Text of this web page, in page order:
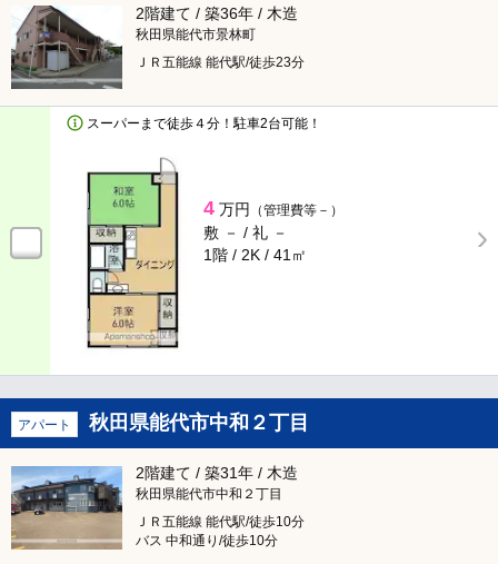
2階建て / 築36年 / 木造
秋田県能代市景林町
ＪＲ五能線 能代駅/徒歩23分
スーパーまで徒歩４分！駐車2台可能！
4 万円 （管理費等－）
敷 － / 礼 －
1階 / 2K / 41㎡
アパート 秋田県能代市中和２丁目
2階建て / 築31年 / 木造
秋田県能代市中和２丁目
ＪＲ五能線 能代駅/徒歩10分
バス 中和通り/徒歩10分